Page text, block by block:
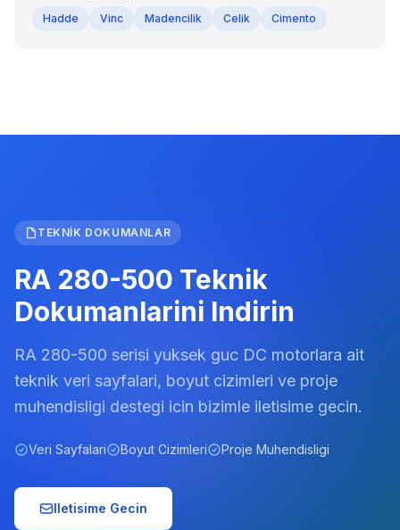
Hadde Vinc Madencilik Celik Cimento
TEKNIK DOKUMANLAR
RA 280-500 Teknik
Dokumanlarini Indirin
RA 280-500 serisi yuksek guc DC motorlara ait
teknik veri sayfalari, boyut cizimleri ve proje
muhendisligi destegi icin bizimle iletisime gecin.
Veri Sayfalari Boyut Cizimleri Proje Muhendisligi
Iletisime Gecin